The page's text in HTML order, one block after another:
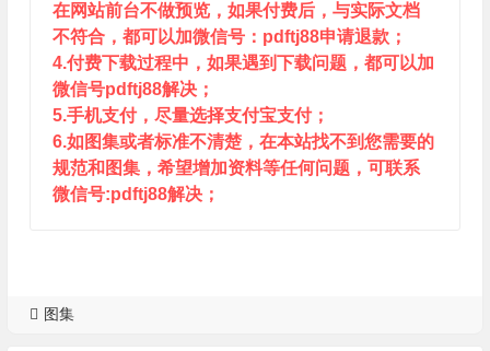
在网站前台不做预览，如果付费后，与实际文档
不符合，都可以加微信号：pdftj88申请退款；
4.付费下载过程中，如果遇到下载问题，都可以加
微信号pdftj88解决；
5.手机支付，尽量选择支付宝支付；
6.如图集或者标准不清楚，在本站找不到您需要的
规范和图集，希望增加资料等任何问题，可联系
微信号:pdftj88解决；
图集